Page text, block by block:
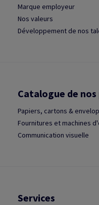
Marque employeur
Nos valeurs
Développement de nos
Catalogue de
Papiers, cartons &
Fournitures et machines
Communication visuelle
Services